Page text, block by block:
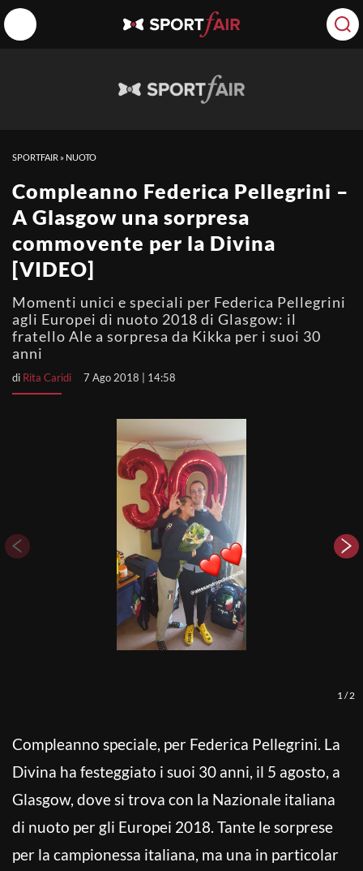
SPORTFAIR » NUOTO
Compleanno Federica Pellegrini –
A Glasgow una sorpresa
commovente per la Divina
[VIDEO]
Momenti unici e speciali per Federica Pellegrini
agli Europei di nuoto 2018 di Glasgow: il
fratello Ale a sorpresa da Kikka per i suoi 30
anni
di Rita Caridi 7 Ago 2018 | 14:58
1 /2
Compleanno speciale, per Federica Pellegrini. La
Divina ha festeggiato i suoi 30 anni, il 5 agosto, a
Glasgow, dove si trova con la Nazionale italiana
di nuoto per gli Europei 2018. Tante le sorprese
per la campionessa italiana, ma una in particolar